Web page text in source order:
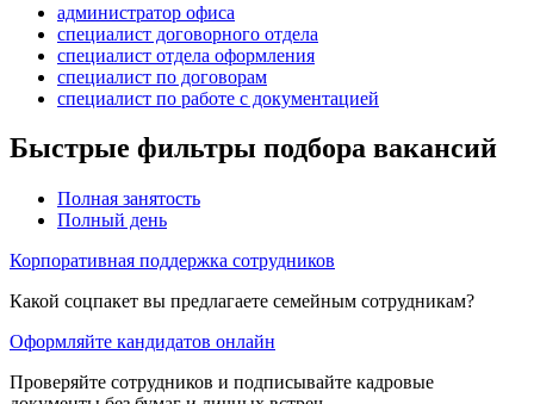
администратор офиса
специалист договорного отдела
специалист отдела оформления
специалист по договорам
специалист по работе с документацией
Быстрые фильтры подбора вакансий
Полная занятость
Полный день
Корпоративная поддержка сотрудников
Какой соцпакет вы предлагаете семейным сотрудникам?
Оформляйте кандидатов онлайн
Проверяйте сотрудников и подписывайте кадровые